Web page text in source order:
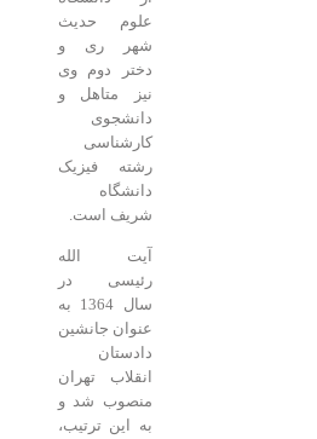
علوم حدیث
شهر ری و
دختر دوم وی
نیز متاهل و
دانشجوی
کارشناسی
رشته فیزیک
دانشگاه
شریف است.
آیت الله
رئیسی در
سال 1364 به
عنوان جانشین
دادستان
انقلاب تهران
منصوب شد و
به این ترتیب،